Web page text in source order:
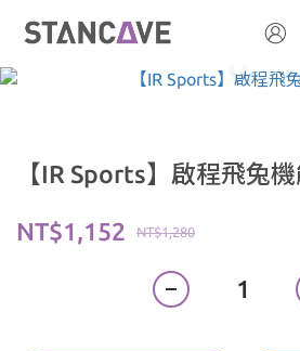
【IR Sports】啟程飛兔
NT$1,280
NT$1,152